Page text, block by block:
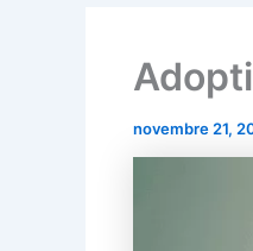
novembre 21,